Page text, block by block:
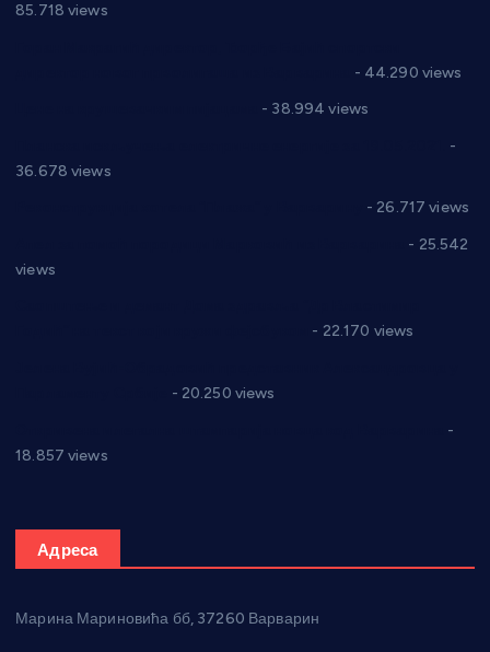
85.718 views
- 44.290 views
- 38.994 views
-
36.678 views
- 26.717 views
- 25.542
views
- 22.170 views
- 20.250 views
-
18.857 views
Адреса
Марина Мариновића бб, 37260 Варварин